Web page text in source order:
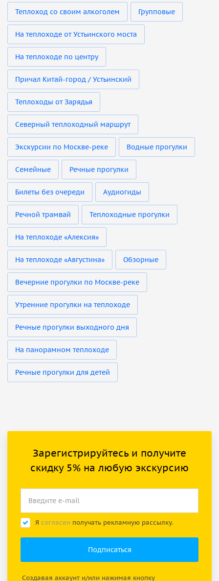
Теплоход со своим алкоголем Групповые
На теплоходе от Устьинского моста
На теплоходе по центру
Причал Китай-город / Устьинский
Теплоходы от Зарядья
Северный теплоходный маршрут
Экскурсии по Москве-реке Водные прогулки
Семейные Речные прогулки
Билеты без очереди Аудиогиды
Речной трамвай Теплоходные прогулки
На теплоходе «Алексия»
На теплоходе «Августина» Обзорные
Вечерние прогулки по Москве-реке
Утренние прогулки на теплоходе
Речные прогулки выходного дня
На панорамном теплоходе
Речные прогулки для детей
Зарегистрируйтесь и получите
скидку 5% на любую экскурсию
Я согласен получать рекламную рассылку.
Создавая аккаунт и/или нажимая кнопку